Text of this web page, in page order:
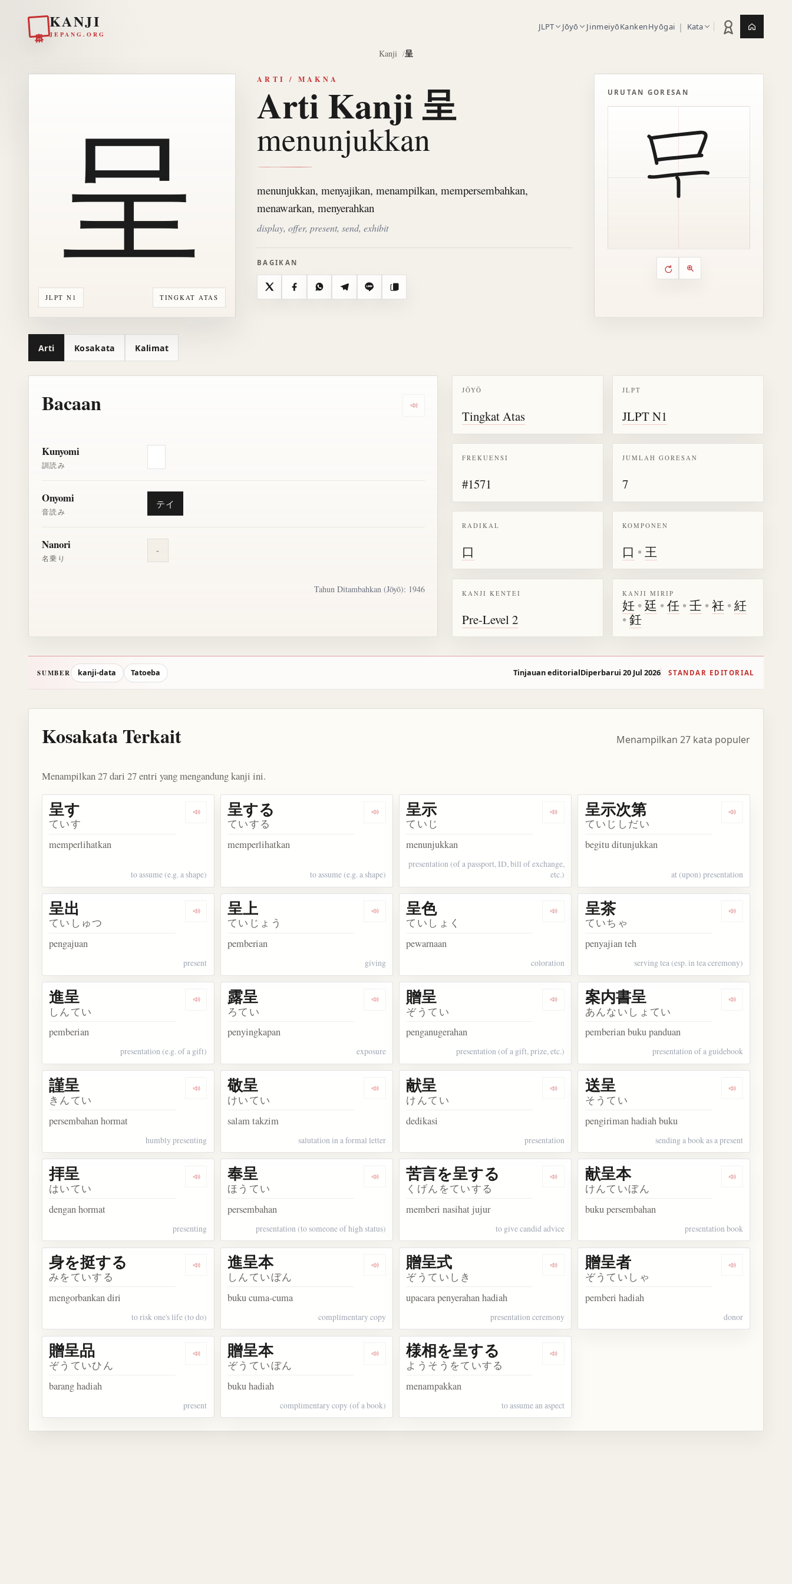
KANJI
JEPANG.ORG
JLPT Jōyō JinmeiyōKankenHyōgai | Kata Statistik latihan
Kanji 呈
JLPT N1 TINGKAT ATAS
呈
ARTI / MAKNA
Arti Kanji 呈
menunjukkan
menunjukkan, menyajikan, menampilkan, mempersembahkan,
menawarkan, menyerahkan
display, offer, present, send, exhibit
BAGIKAN
X FacebookWhatsAppTelegramLine Salin
URUTAN GORESAN
Kontrol animasi urutan
Putar ulang animasi
Perbesar animasi
Arti Kosakata Kalimat
Bacaan Dengarkan semua bacaan untuk kanji 呈
Kunyomi
訓読み
Onyomi
音読み
テイ
Nanori
名乗り
-
Tahun Ditambahkan (Jōyō): 1946
JŌYŌ
Tingkat Atas
JLPT
JLPT N1
FREKUENSI
#1571
JUMLAH GORESAN
7
RADIKAL
口
KOMPONEN
口 •王
KANJI KENTEI
Pre-Level 2
KANJI MIRIP
妊 •廷 •任 •壬 •衽 •紝
•鈓
SUMBER kanji-data Tatoeba Tinjauan editorialDiperbarui 20 Jul 2026 STANDAR EDITORIAL
Kosakata Terkait Menampilkan 27 kata populer
Menampilkan 27 dari 27 entri yang mengandung kanji ini.
Dengarkan kosakata 呈す
呈す
ていす
memperlihatkan
to assume (e.g. a shape)
Dengarkan kosakata 呈する
呈する
ていする
memperlihatkan
to assume (e.g. a shape)
Dengarkan kosakata 呈示
呈示
ていじ
menunjukkan
presentation (of a passport, ID, bill of exchange,
etc.)
Dengarkan
呈示次第
ていじしだい
begitu ditunjukkan
at (upon) presentation
Dengarkan kosakata 呈出
呈出
ていしゅつ
pengajuan
present
Dengarkan kosakata 呈上
呈上
ていじょう
pemberian
giving
Dengarkan kosakata 呈色
呈色
ていしょく
pewarnaan
coloration
Dengarkan
呈茶
ていちゃ
penyajian teh
serving tea (esp. in tea ceremony)
Dengarkan kosakata 進呈
進呈
しんてい
pemberian
presentation (e.g. of a gift)
Dengarkan kosakata 露呈
露呈
ろてい
penyingkapan
exposure
Dengarkan kosakata 贈呈
贈呈
ぞうてい
penganugerahan
presentation (of a gift, prize, etc.)
Dengarkan
案内書呈
あんないしょてい
pemberian buku panduan
presentation of a guidebook
Dengarkan kosakata 謹呈
謹呈
きんてい
persembahan hormat
humbly presenting
Dengarkan kosakata 敬呈
敬呈
けいてい
salam takzim
salutation in a formal letter
Dengarkan kosakata 献呈
献呈
けんてい
dedikasi
presentation
Dengarkan
送呈
そうてい
pengiriman hadiah buku
sending a book as a present
Dengarkan kosakata 拝呈
拝呈
はいてい
dengan hormat
presenting
Dengarkan kosakata 奉呈
奉呈
ほうてい
persembahan
presentation (to someone of high status)
Dengarkan kosakata 苦言を呈する
苦言を呈する
くげんをていする
memberi nasihat jujur
to give candid advice
Dengarkan
献呈本
けんていぼん
buku persembahan
presentation book
Dengarkan kosakata 身を挺する
身を挺する
みをていする
mengorbankan diri
to risk one's life (to do)
Dengarkan kosakata 進呈本
進呈本
しんていぼん
buku cuma-cuma
complimentary copy
Dengarkan kosakata 贈呈式
贈呈式
ぞうていしき
upacara penyerahan hadiah
presentation ceremony
Dengarkan
贈呈者
ぞうていしゃ
pemberi hadiah
donor
Dengarkan kosakata 贈呈品
贈呈品
ぞうていひん
barang hadiah
present
Dengarkan kosakata 贈呈本
贈呈本
ぞうていぼん
buku hadiah
complimentary copy (of a book)
Dengarkan kosakata 様相を呈する
様相を呈する
ようそうをていする
menampakkan
to assume an aspect